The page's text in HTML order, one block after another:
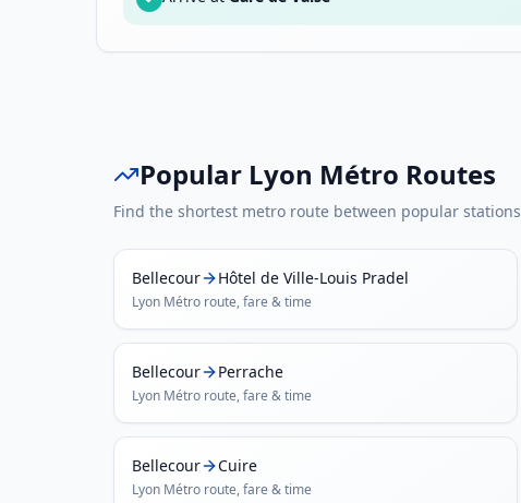
Popular Lyon Métro Routes
Find the shortest metro route between popular stations
Bellecour Hôtel de Ville-Louis Pradel
Lyon Métro route, fare & time
Bellecour Perrache
Lyon Métro route, fare & time
Bellecour Cuire
Lyon Métro route, fare & time